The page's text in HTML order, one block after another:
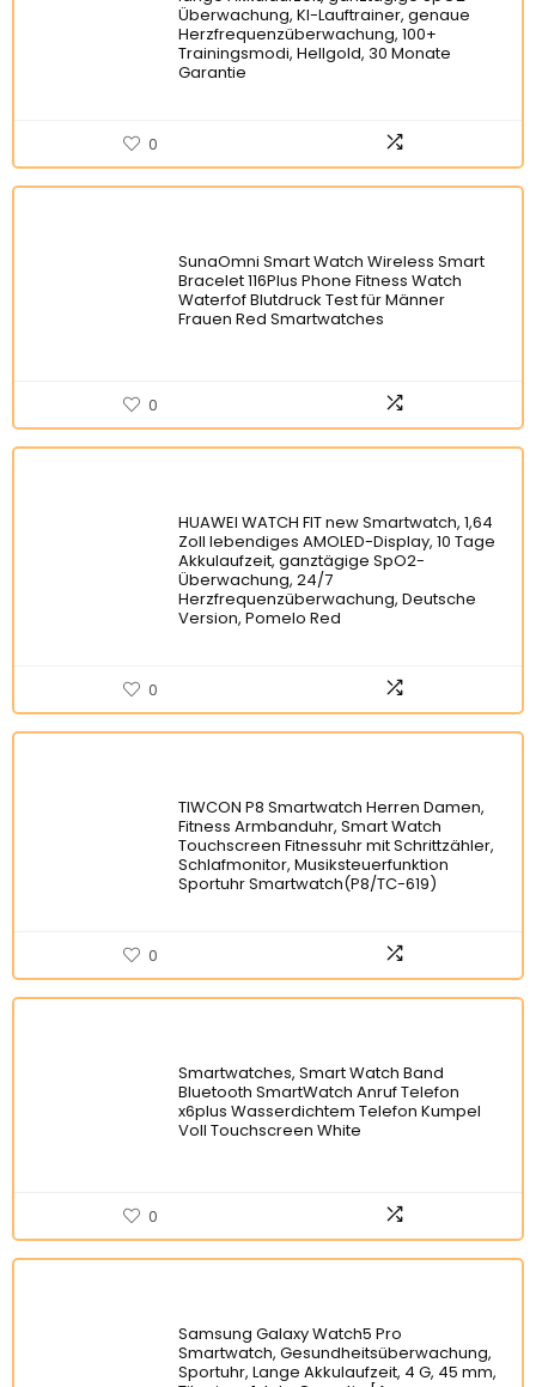
Überwachung, KI-Lauftrainer, genaue
Herzfrequenzüberwachung, 100+
Trainingsmodi, Hellgold, 30 Monate
Garantie
0
SunaOmni Smart Watch Wireless Smart
Bracelet 116Plus Phone Fitness Watch
Waterfof Blutdruck Test für Männer
Frauen Red Smartwatches
0
HUAWEI WATCH FIT new Smartwatch, 1,64
Zoll lebendiges AMOLED-Display, 10 Tage
Akkulaufzeit, ganztägige SpO2-
Überwachung, 24/7
Herzfrequenzüberwachung, Deutsche
Version, Pomelo Red
0
TIWCON P8 Smartwatch Herren Damen,
Fitness Armbanduhr, Smart Watch
Touchscreen Fitnessuhr mit Schrittzähler,
Schlafmonitor, Musiksteuerfunktion
Sportuhr Smartwatch(P8/TC-619)
0
Smartwatches, Smart Watch Band
Bluetooth SmartWatch Anruf Telefon
x6plus Wasserdichtem Telefon Kumpel
Voll Touchscreen White
0
Samsung Galaxy Watch5 Pro
Smartwatch, Gesundheitsüberwachung,
Sportuhr, Lange Akkulaufzeit, 4 G, 45 mm,